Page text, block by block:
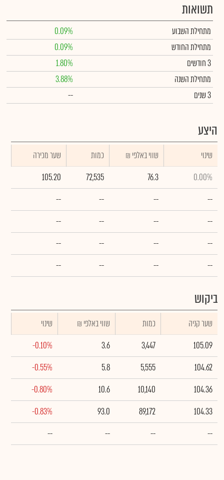
תשואות
מתחילת השבוע
0.09%
מתחילת החודש
0.09%
3 חודשים
1.80%
מתחילת השנה
3.88%
3 שנים
--
היצע
שינוי ₪ שווי באלפי כמות
שער מכירה
0.00%
76.3
72,535
105.20
--
--
--
--
--
--
--
--
--
--
--
--
--
--
--
--
ביקוש
שער קניה כמות ₪ שווי באלפי
שינוי
105.09
3,447
3.6
-0.10%
104.62
5,555
5.8
-0.55%
104.36
10,140
10.6
-0.80%
104.33
89,172
93.0
-0.83%
--
--
--
--